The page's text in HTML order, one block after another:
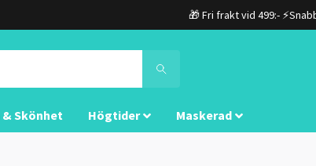
🎁 Fri frakt vid 499:-
& Skönhet Högtider Maskerad